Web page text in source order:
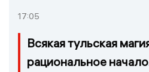
17:05
Всякая тульская
рациональное